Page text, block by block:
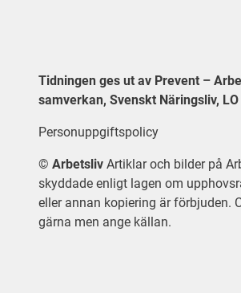
Tidningen ges ut av Prevent –
samverkan, Svenskt Näringsliv, LO
Personuppgiftspolicy
© Arbetsliv Artiklar och bilder på
skyddade enligt lagen om
eller annan kopiering är förbjuden.
gärna men ange källan.